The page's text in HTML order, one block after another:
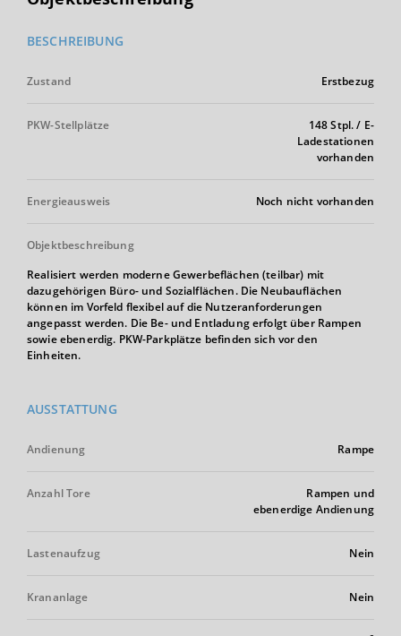
BESCHREIBUNG
Zustand Erstbezug
PKW-Stellplätze
148 Stpl. / E-
Ladestationen
vorhanden
Energieausweis Noch nicht vorhanden
Objektbeschreibung
Realisiert werden moderne Gewerbeflächen (teilbar) mit
dazugehörigen Büro- und Sozialflächen. Die Neubauflächen
können im Vorfeld flexibel auf die Nutzeranforderungen
angepasst werden. Die Be- und Entladung erfolgt über Rampen
sowie ebenerdig. PKW-Parkplätze befinden sich vor den
Einheiten.
AUSSTATTUNG
Andienung Rampe
Anzahl Tore
Rampen und
ebenerdige Andienung
Lastenaufzug Nein
Krananlage Nein